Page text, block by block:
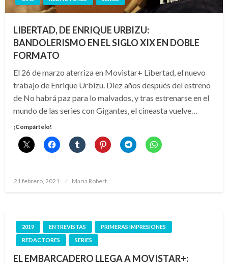
LIBERTAD, DE ENRIQUE URBIZU:
BANDOLERISMO EN EL SIGLO XIX EN DOBLE
FORMATO
El 26 de marzo aterriza en Movistar+ Libertad, el nuevo
trabajo de Enrique Urbizu. Diez años después del estreno
de No habrá paz para lo malvados, y tras estrenarse en el
mundo de las series con Gigantes, el cineasta vuelve…
¡Compártelo!
Publicado
21 febrero, 2021 Maria Robert
2019 ENTREVISTAS
PRIMERAS IMPRESIONES
REDACTORES
SERIES
EL EMBARCADERO LLEGA A MOVISTAR+: